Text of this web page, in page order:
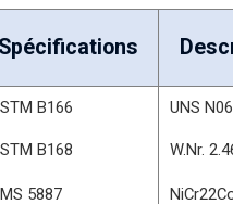
Spécifications
B166
B168
5887
UNS
W.Nr.